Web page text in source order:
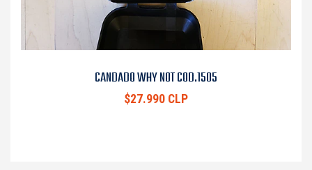
CANDADO WHY NOT COD.1505
$27.990 CLP